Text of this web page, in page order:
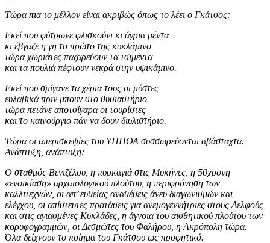
Τώρα πια το μέλλον είναι ακριβώς όπως το λέει ο Γκάτσος:
Εκεί που φύτρωνε φλισκούνι κι άγρια μέντα
κι έβγαζε η γη το πρώτο της κυκλάμινο
τώρα χωριάτες παζαρεύουν τα τσιμέντα
και τα πουλιά πέφτουν νεκρά στην υψικάμινο.
Εκεί που σμίγανε τα χέρια τους οι μύστες
ευλαβικά πριν μπουν στο θυσιαστήριο
τώρα πετάνε αποτσίγαρα οι τουρίστες
και το καινούργιο πάν να δουν διυλιστήριο.
Τώρα οι απερισκεψίες του ΥΠΠΟΑ συσσωρεύονται αβάσταχτα.
Ανάπτυξη, ανάπτυξη:
Ο σταθμός Βενιζέλου, η πυρκαγιά στις Μυκήνες, η 50χρονη
«ενοικίαση» αρχαιολογικού πλούτου, η περιφρόνηση των
καλλιτεχνών, οι απ’ ευθείας αναθέσεις άνευ διαγωνισμών και
ελέγχου, οι απίστευτες προτάσεις για ανεμογεννήτριες στους Δελφούς
και στις αγιασμένες Κυκλάδες, η άγνοια του αισθητικού πλούτου των
κορυφογραμμών, οι Δεσμώτες του Φαλήρου, η Ακρόπολη τώρα.
Όλα δείχνουν το ποίημα του Γκάτσου ως προφητικό.